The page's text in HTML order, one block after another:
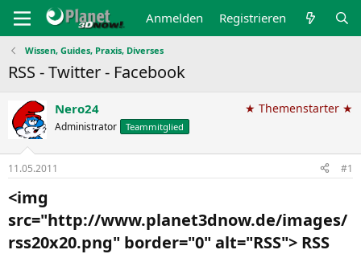
Anmelden Registrieren
Wissen, Guides, Praxis, Diverses
RSS - Twitter - Facebook
Nero24
Administrator Teammitglied
★ Themenstarter ★
11.05.2011 #1
<img
src="http://www.planet3dnow.de/images/
rss20x20.png" border="0" alt="RSS"> RSS​